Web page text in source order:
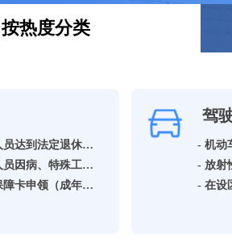
按热度分类
- 参保人员达到法定退休年龄领取基本养老保险待遇资格确认
- 参保人员因病、特殊工种提前退休领取基本养老保险待遇资格确认
- 社会保障卡申领（成年人）
驾
- 机动